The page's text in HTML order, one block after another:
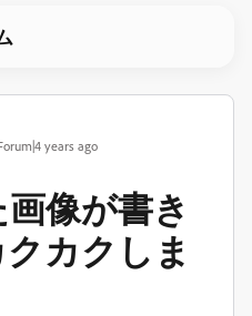
years ago
像が書き
カクしま